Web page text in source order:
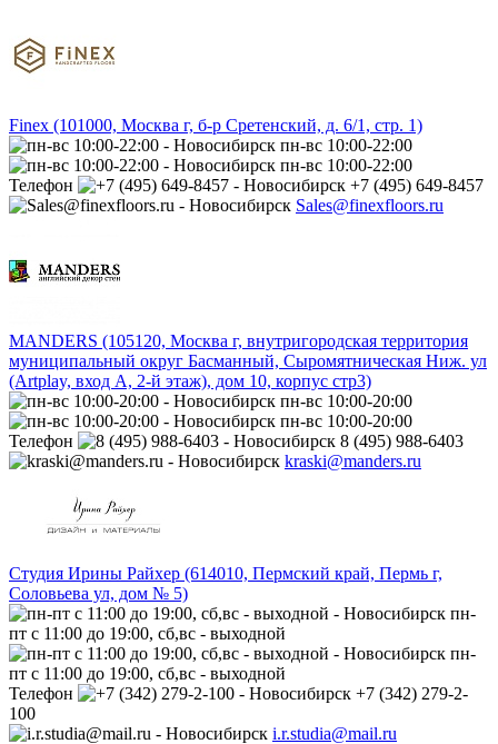
Finex (101000, Москва г, б-р Сретенский, д. 6/1, стр. 1)
пн-вс 10:00-22:00
пн-вс 10:00-22:00
Телефон
+7 (495) 649-8457
Sales@finexfloors.ru
MANDERS (105120, Москва г, внутригородская территория
муниципальный округ Басманный, Сыромятническая Ниж. ул
(Artplay, вход А, 2-й этаж), дом 10, корпус стр3)
пн-вс 10:00-20:00
пн-вс 10:00-20:00
Телефон
8 (495) 988-6403
kraski@manders.ru
Студия Ирины Райхер (614010, Пермский край, Пермь г,
Соловьева ул, дом № 5)
пн-
пт с 11:00 до 19:00, сб,вс - выходной
пн-
пт с 11:00 до 19:00, сб,вс - выходной
Телефон
+7 (342) 279-2-
100
i.r.studia@mail.ru